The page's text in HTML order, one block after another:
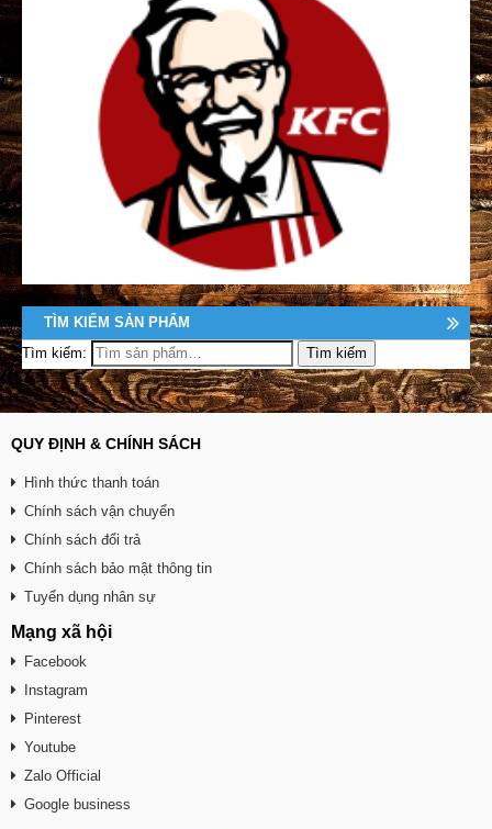
TÌM KIẾM SẢN PHẨM
Tìm kiếm:
QUY ĐỊNH & CHÍNH SÁCH
Hình thức thanh toán
Chính sách vận chuyển
Chính sách đổi trả
Chính sách bảo mật thông tin
Tuyển dụng nhân sự
Mạng xã hội
Facebook
Instagram
Pinterest
Youtube
Zalo Official
Google business